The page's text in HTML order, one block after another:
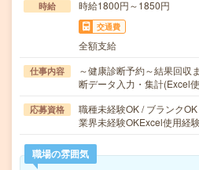
時給 時給1800円～1850円
交通費
全額支給
仕事内容
～健康診断予約～結果回収
断データ入力・集計(Excel
応募資格
職種未経験OK / ブランク
業界未経験OKExcel使用経
職場の雰囲気